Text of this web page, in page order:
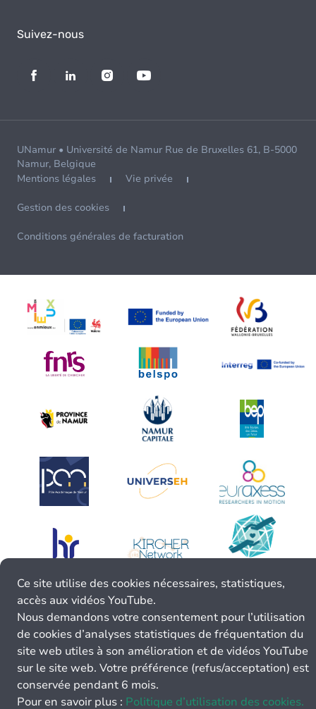
Suivez-nous
UNamur • Université de Namur Rue de Bruxelles 61, B-5000
Namur, Belgique
Mentions légales
Vie privée
Gestion des cookies
Conditions générales de facturation
Ce site utilise des cookies nécessaires, statistiques,
accès aux vidéos YouTube.
Nous demandons votre consentement pour l’utilisation
de cookies d’analyses statistiques de fréquentation du
site web utiles à son amélioration et de vidéos YouTube
sur le site web. Votre préférence (refus/acceptation) est
conservée pendant 6 mois.
Pour en savoir plus : Politique d’utilisation des cookies.